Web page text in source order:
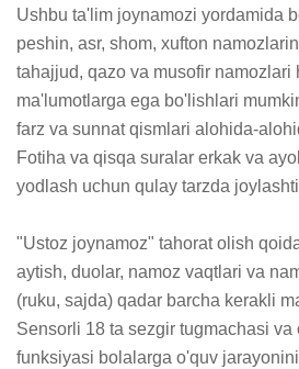
Ushbu ta'lim joynamozi yordamida
peshin, asr, shom, xufton
tahajjud, qazo va musofir namozlari
ma'lumotlarga ega bo'lishlari
farz va sunnat qismlari alohida-
Fotiha va qisqa suralar erkak va
yodlash uchun qulay tarzda
"Ustoz joynamoz" tahorat olish
aytish, duolar, namoz vaqtlari va
(ruku, sajda) qadar barcha kerakli
Sensorli 18 ta sezgir tugmachasi va
funksiyasi bolalarga o'quv